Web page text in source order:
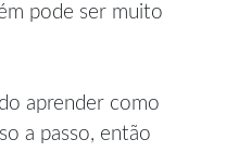
pode ser muito
aprender como
a passo, então